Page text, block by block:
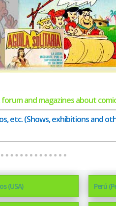
and magazines about
etc. (Shows, exhibitions and
(USA) Perú